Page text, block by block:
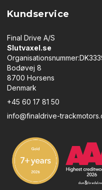
Kundservice
Final Drive A/S
Slutvaxel.se
Bodøvej 8
8700 Horsens
Denmark
+45 60 17 81 50
info@finaldrive-